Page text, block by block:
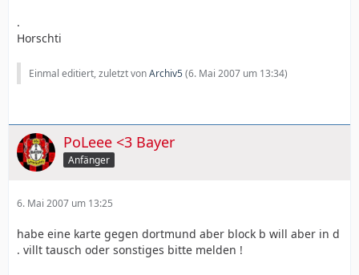
.
Horschti
Einmal editiert, zuletzt vonArchiv5(6. Mai 2007 um 13:34)
PoLeee <3 Bayer
Anfänger
6. Mai 2007 um 13:25
habe eine karte gegen dortmund aber block b will aber in d
. villt tausch oder sonstiges bitte melden !